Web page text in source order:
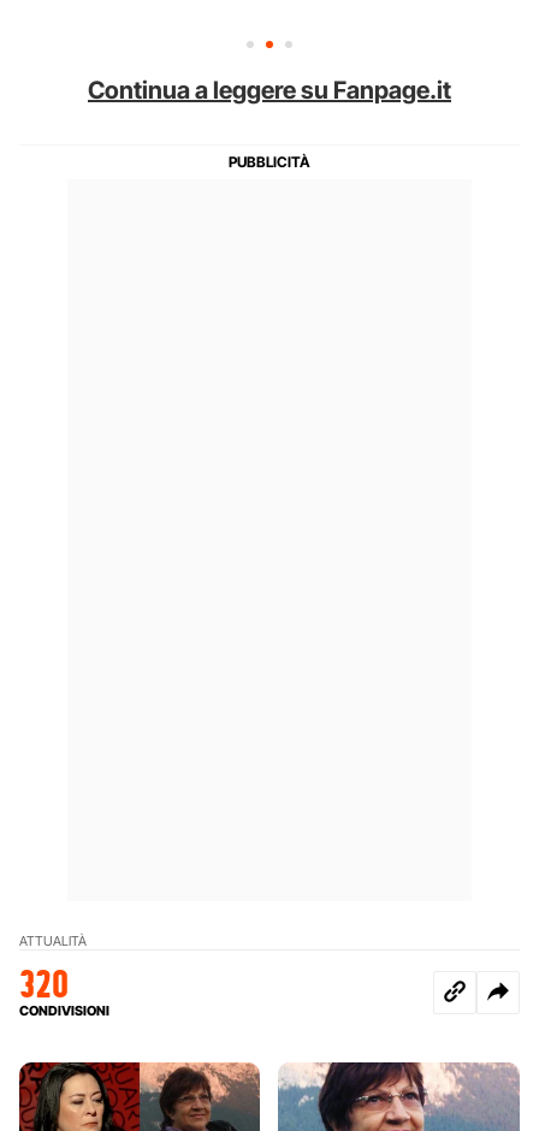
Continua a leggere su Fanpage.it
ATTUALITÀ
320
CONDIVISIONI